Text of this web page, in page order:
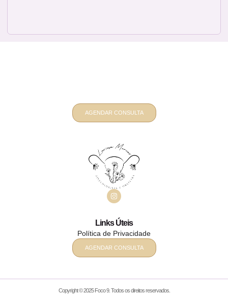
AGENDAR CONSULTA
Links Úteis
Política de Privacidade
AGENDAR CONSULTA
Copyright © 2025 Foco 9. Todos os direitos reservados.